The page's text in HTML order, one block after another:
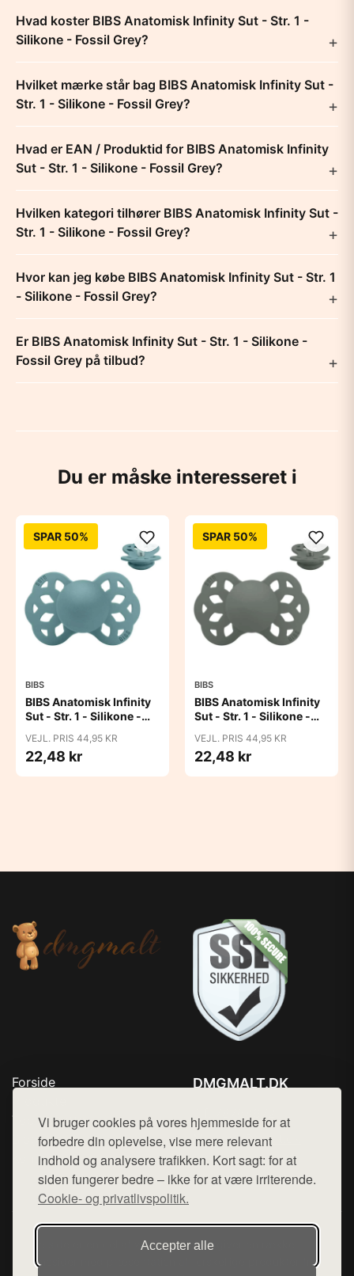
Vi bruger cookies på vores hjemmeside for at
forbedre din oplevelse, vise mere relevant
indhold og analysere trafikken. Kort sagt: for at
siden fungerer bedre – ikke for at være irriterende.
Cookie- og privatlivspolitik.
Accepter alle
Hvad koster BIBS Anatomisk Infinity Sut - Str. 1 -
Silikone - Fossil Grey?
Hvilket mærke står bag BIBS Anatomisk Infinity Sut -
Str. 1 - Silikone - Fossil Grey?
Hvad er EAN / Produktid for BIBS Anatomisk Infinity
Sut - Str. 1 - Silikone - Fossil Grey?
Hvilken kategori tilhører BIBS Anatomisk Infinity Sut -
Str. 1 - Silikone - Fossil Grey?
Hvor kan jeg købe BIBS Anatomisk Infinity Sut - Str. 1
- Silikone - Fossil Grey?
Er BIBS Anatomisk Infinity Sut - Str. 1 - Silikone -
Fossil Grey på tilbud?
Du er måske interesseret i
SPAR 50%
BIBS
BIBS Anatomisk Infinity
Sut - Str. 1 - Silikone -
VEJL. PRIS 44,95 KR
22,48 kr
SPAR 50%
BIBS
BIBS Anatomisk Infinity
Sut - Str. 1 - Silikone -
VEJL. PRIS 44,95 KR
22,48 kr
Forside
Top Rabatter
Blog
Kontakt
DMGMALT.DK
Mail: hej@want.dk
Cookie- og privatlivspolitik
Denne side er en del af want.dk, der udgiver en række
hjemmesider med præsentation af forskellige produkter fra